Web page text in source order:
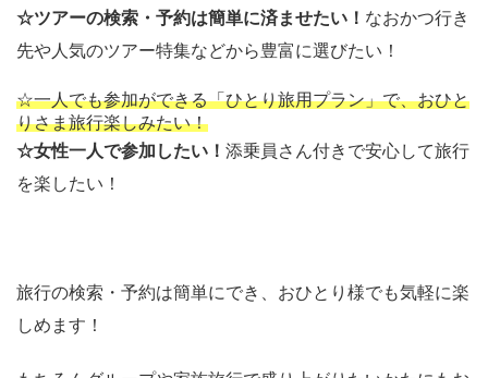
☆ツアーの検索・予約は簡単に済ませたい！ なおかつ行き
先や人気のツアー特集などから豊富に選びたい！
☆一人でも参加ができる「ひとり旅用プラン」で、おひと
りさま旅行楽しみたい！
☆女性一人で参加したい！ 添乗員さん付きで安心して旅行
を楽したい！
旅行の検索・予約は簡単にでき、おひとり様でも気軽に楽
しめます！